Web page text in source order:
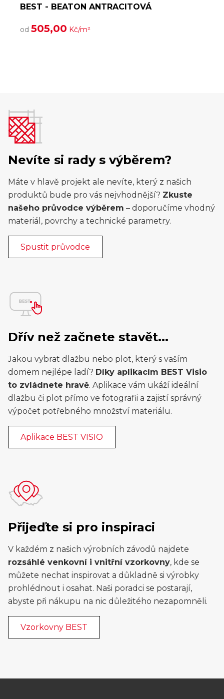
BEST - BEATON ANTRACITOVÁ
od 505,00 Kč/m²
Nevíte si rady s výběrem?
Máte v hlavě projekt ale nevíte, který z našich
produktů bude pro vás nejvhodnější? Zkuste
našeho průvodce výběrem – doporučíme vhodný
materiál, povrchy a technické parametry.
Spustit průvodce
Dřív než začnete stavět...
Jakou vybrat dlažbu nebo plot, který s vaším
domem nejlépe ladí? Díky aplikacím BEST Visio
to zvládnete hravě. Aplikace vám ukáží ideální
dlažbu či plot přímo ve fotografii a zajistí správný
výpočet potřebného množství materiálu.
Aplikace BEST VISIO
Přijeďte si pro inspiraci
V každém z našich výrobních závodů najdete
rozsáhlé venkovní i vnitřní vzorkovny, kde se
můžete nechat inspirovat a důkladně si výrobky
prohlédnout i osahat. Naši poradci se postarají,
abyste při nákupu na nic důležitého nezapomněli.
Vzorkovny BEST